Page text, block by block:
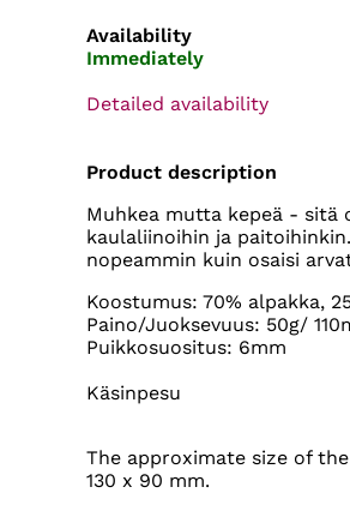
Availability
Immediately
Detailed availability
Product description
Muhkea mutta kepeä - sitä
kaulaliinoihin ja
nopeammin kuin osaisi
Koostumus: 70% alpakka,
Paino/Juoksevuus: 50g/
Puikkosuositus: 6mm
Käsinpesu
The approximate size of
130 x 90 mm.